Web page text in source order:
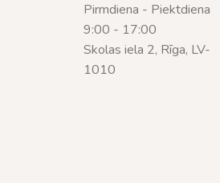
Pirmdiena - Piektdiena
9:00 - 17:00
Skolas iela 2, Rīga, LV-
1010